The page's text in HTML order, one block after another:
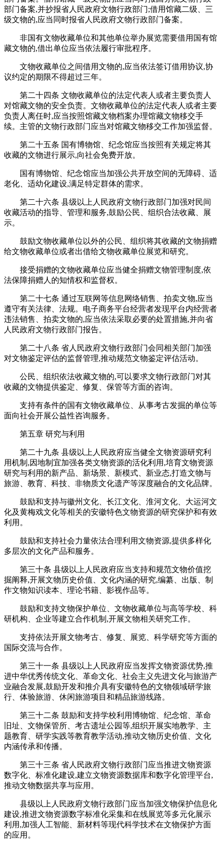
部门备案,并抄报省人民政府文物行政部门;借用馆藏二级、三
级文物的,应当同时报省人民政府文物行政部门备案。
非国有文物收藏单位和其他单位举办展览需要借用国有馆
藏文物的,借出单位应当依法履行审批程序。
文物收藏单位之间借用文物的,应当依法签订借用协议,协
议约定的期限不得超过三年。
第二十四条 文物收藏单位的法定代表人或者主要负责人
对馆藏文物的安全负责。文物收藏单位的法定代表人或者主要
负责人离任时,应当按照馆藏文物档案办理馆藏文物移交手
续。主管的文物行政部门应当对馆藏文物移交工作加强监督。
第二十五条 国有博物馆、纪念馆应当按照有关规定将其
收藏的文物进行展示,向社会免费开放。
国有博物馆、纪念馆应当加强公共开放空间的无障碍、适
老化、适幼化建设,满足特定群体的需求。
第二十六条 县级以上人民政府文物行政部门加强对民间
收藏活动的指导、管理和服务,鼓励公民、组织合法收藏、展
示。
鼓励文物收藏单位以外的公民、组织将其收藏的文物捐赠
给文物收藏单位或者出借给文物收藏单位展览和研究。
接受捐赠的文物收藏单位应当健全捐赠文物管理制度,依
法保障捐赠人的知情权和监督权。
第二十七条 通过互联网等信息网络销售、拍卖文物,应当
遵守有关法律、法规。电子商务平台经营者发现平台内经营者
违法销售、拍卖文物的,应当依法采取必要的处置措施,并向省
人民政府文物行政部门报告。
第二十八条 省人民政府文物行政部门会同相关部门加强
对文物鉴定评估的监督管理,推动规范文物鉴定评估活动。
公民、组织依法收藏文物的,可以要求文物行政部门对其
收藏的文物提供鉴定、修复、保管等方面的咨询。
支持有条件的国有文物收藏单位、从事考古发掘的单位等
面向社会开展公益性咨询服务。
第五章 研究与利用
第二十九条 县级以上人民政府应当健全文物资源研究利
用机制,因地制宜加强各类文物资源的活化利用,培育文物资源
研究与利用的新产品、新场景、新模式、新业态,打造文物与
旅游、教育、科技、非物质文化遗产等深度融合的文化品牌。
鼓励和支持与徽州文化、长江文化、淮河文化、大运河文
化及黄梅戏文化等相关的安徽特色文物资源的研究保护和有效
利用。
鼓励和支持社会力量依法合理利用文物资源,提供多样化
多层次的文化产品和服务。
第三十条 县级以上人民政府应当支持和规范文物价值挖
掘阐释,开展文物历史价值、文化内涵的研究,编纂、出版、制
作文物知识读本、理论书籍、影视作品等。
鼓励和支持文物保护单位、文物收藏单位与高等学校、科
研机构、企业等建立合作机制,开展文物相关研究工作。
支持依法开展文物考古、修复、展览、科学研究等方面的
国际交流与合作。
第三十一条 县级以上人民政府应当发挥文物资源优势,推
进中华优秀传统文化、革命文化、社会主义先进文化与旅游产
业融合发展,鼓励开发和推介具有安徽特色的文物领域研学旅
行、体验旅游、休闲旅游项目和精品旅游线路。
第三十二条 鼓励和支持学校利用博物馆、纪念馆、革命
旧址、文物保管所、考古遗址公园等,组织开展实地教学、主
题教育、研学实践等教育教学活动,推动文物历史价值、文化
内涵传承和传播。
第三十三条 省人民政府文物行政部门应当推进文物资源
数字化、标准化建设,建立文物资源数据库和数字化管理平台,
推动文物数据共享与应用。
县级以上人民政府文物行政部门应当加强文物保护信息化
建设,推进文物资源数字标准化采集和在线展览等多元化展示
利用,加强人工智能、新材料等现代科学技术在文物保护方面
的应用。